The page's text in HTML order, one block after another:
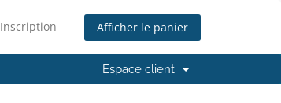
Inscription Afficher le panier
Espace client